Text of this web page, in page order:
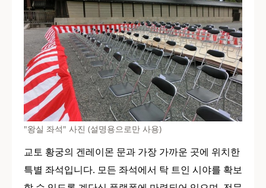
"왕실 좌석" 사진 (설명용으로만 사용)
교토 황궁의 겐레이몬 문과 가장 가까운 곳에 위치한
특별 좌석입니다. 모든 좌석에서 탁 트인 시야를 확보